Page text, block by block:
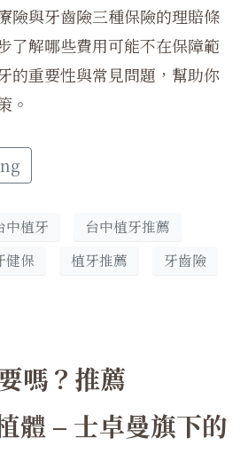
險與牙齒險三種保險的理賠條
了解哪些費用可能不在保障範
的重要性與常見問題，幫助你
。
中植牙
台中植牙推薦
健保 植牙推薦
牙齒險
嗎？推薦
– 士卓曼旗下的